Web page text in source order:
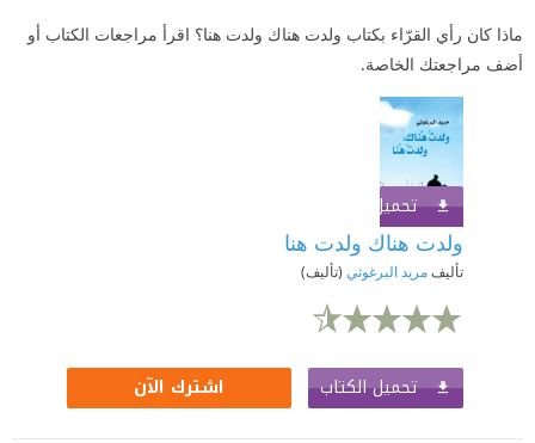
ماذا كان رأي القرّاء بكتاب ولدت هناك ولدت هنا؟ اقرأ مراجعات الكتاب أو
أضف مراجعتك الخاصة.
تحميل الكتاب
ولدت هناك ولدت هنا
تأليفمريد البرغوثي (تأليف)
تحميل الكتاب اشترك الآن